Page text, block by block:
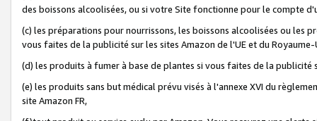
des boissons alcoolisées, ou si votre Site fonctionne pour le compte
(c) les préparations pour nourrissons, les boissons alcoolisées ou les
vous faites de la publicité sur les sites Amazon de l'UE et du Royaume-
(d) les produits à fumer à base de plantes si vous faites de la publicité
(e) les produits sans but médical prévu visés à l'annexe XVI du
site Amazon FR,